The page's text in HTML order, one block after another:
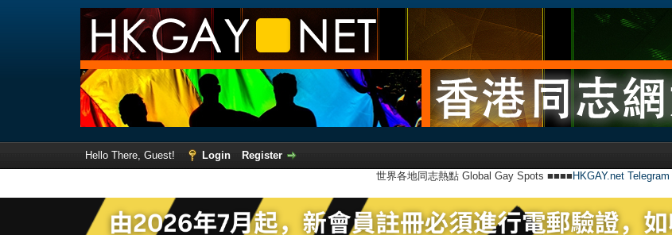
Hello There, Guest! Login
Register
世界各地同志熱點 Global Gay Spots ■■■■ HKGAY.net Telegram